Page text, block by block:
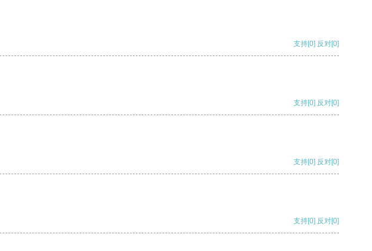
支持[0] 反对[0]
支持[0] 反对[0]
支持[0] 反对[0]
支持[0] 反对[0]